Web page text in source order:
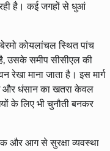
है। कई जगहों से धुआं
बेरमो कोयलांचल स्थित पांच
उसके समीप सीसीएल की
रेखा माना जाता है। इस मार्ग
और धंसान का खतरा केवल
के लिए भी चुनौती बनकर
और आग से सुरक्षा व्यवस्था